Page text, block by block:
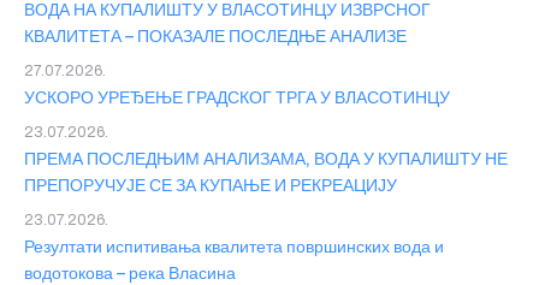
ВОДА НА КУПАЛИШТУ У ВЛАСОТИНЦУ ИЗВРСНОГ
КВАЛИТЕТА – ПОКАЗАЛЕ ПОСЛЕДЊЕ АНАЛИЗЕ
УСКОРО УРЕЂЕЊЕ ГРАДСКОГ ТРГА У ВЛАСОТИНЦУ
27.07.2026.
ПРЕМА ПОСЛЕДЊИМ АНАЛИЗАМА, ВОДА У КУПАЛИШТУ НЕ
ПРЕПОРУЧУЈЕ СЕ ЗА КУПАЊЕ И РЕКРЕАЦИЈУ
23.07.2026.
Резултати испитивања квалитета површинских вода и
водотокова – река Власина
23.07.2026.